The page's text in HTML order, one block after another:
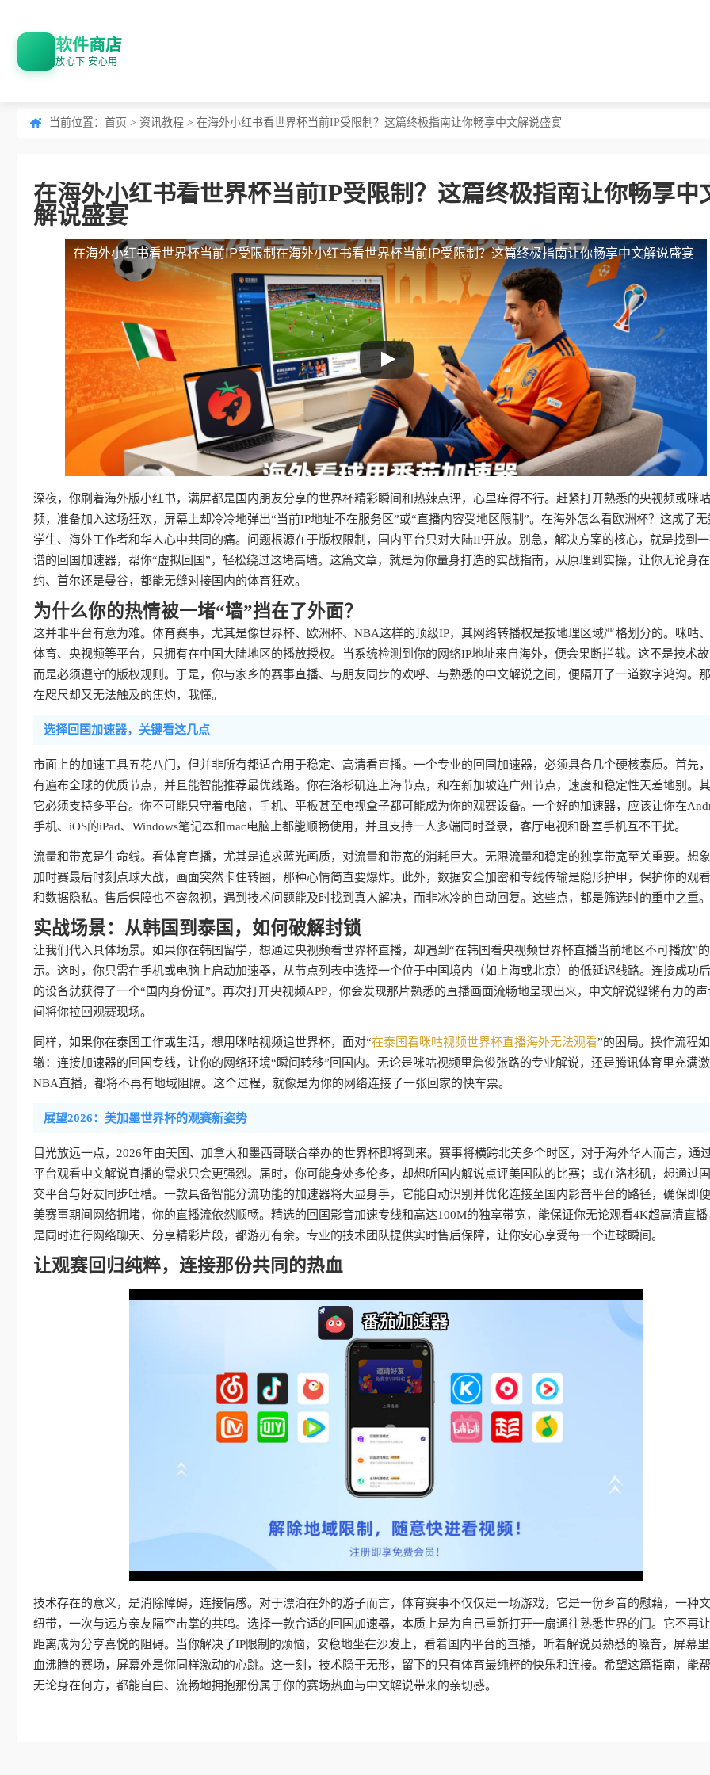
软件商店
放心下 安心用
当前位置： 首页 > 资讯教程 > 在海外小红书看世界杯当前IP受限制？这篇终极指南让你畅享中文解说盛宴
在海外小红书看世界杯当前IP受限制？这篇终极指南让你畅享中
解说盛宴
在海外小红书看世界杯当前IP受限制在海外小红书看世界杯当前IP受限制？这篇终极指南让你畅享中文解说盛宴
深夜，你刷着海外版小红书，满屏都是国内朋友分享的世界杯精彩瞬间和热辣点评，心里痒得不行。赶紧打开熟悉的央视频或咪
频，准备加入这场狂欢，屏幕上却冷冷地弹出“当前IP地址不在服务区”或“直播内容受地区限制”。在海外怎么看欧洲杯？这成了无
学生、海外工作者和华人心中共同的痛。问题根源在于版权限制，国内平台只对大陆IP开放。别急，解决方案的核心，就是找到
谱的回国加速器，帮你“虚拟回国”，轻松绕过这堵高墙。这篇文章，就是为你量身打造的实战指南，从原理到实操，让你无论身
约、首尔还是曼谷，都能无缝对接国内的体育狂欢。
为什么你的热情被一堵“墙”挡在了外面？
这并非平台有意为难。体育赛事，尤其是像世界杯、欧洲杯、NBA这样的顶级IP，其网络转播权是按地理区域严格划分的。咪咕
体育、央视频等平台，只拥有在中国大陆地区的播放授权。当系统检测到你的网络IP地址来自海外，便会果断拦截。这不是技术故
而是必须遵守的版权规则。于是，你与家乡的赛事直播、与朋友同步的欢呼、与熟悉的中文解说之间，便隔开了一道数字鸿沟。
在咫尺却又无法触及的焦灼，我懂。
选择回国加速器，关键看这几点
市面上的加速工具五花八门，但并非所有都适合用于稳定、高清看直播。一个专业的回国加速器，必须具备几个硬核素质。首先
有遍布全球的优质节点，并且能智能推荐最优线路。你在洛杉矶连上海节点，和在新加坡连广州节点，速度和稳定性天差地别。其
它必须支持多平台。你不可能只守着电脑，手机、平板甚至电视盒子都可能成为你的观赛设备。一个好的加速器，应该让你在
手机、iOS的iPad、Windows笔记本和mac电脑上都能顺畅使用，并且支持一人多端同时登录，客厅电视和卧室手机互不干扰。
流量和带宽是生命线。看体育直播，尤其是追求蓝光画质，对流量和带宽的消耗巨大。无限流量和稳定的独享带宽至关重要。想
加时赛最后时刻点球大战，画面突然卡住转圈，那种心情简直要爆炸。此外，数据安全加密和专线传输是隐形护甲，保护你的观
和数据隐私。售后保障也不容忽视，遇到技术问题能及时找到真人解决，而非冰冷的自动回复。这些点，都是筛选时的重中之重。
实战场景：从韩国到泰国，如何破解封锁
让我们代入具体场景。如果你在韩国留学，想通过央视频看世界杯直播，却遇到“在韩国看央视频世界杯直播当前地区不可播放”
示。这时，你只需在手机或电脑上启动加速器，从节点列表中选择一个位于中国境内（如上海或北京）的低延迟线路。连接成功
的设备就获得了一个“国内身份证”。再次打开央视频APP，你会发现那片熟悉的直播画面流畅地呈现出来，中文解说铿锵有力的
间将你拉回观赛现场。
同样，如果你在泰国工作或生活，想用咪咕视频追世界杯，面对“在泰国看咪咕视频世界杯直播海外无法观看”的困局。操作流程
辙：连接加速器的回国专线，让你的网络环境“瞬间转移”回国内。无论是咪咕视频里詹俊张路的专业解说，还是腾讯体育里充满
NBA直播，都将不再有地域阻隔。这个过程，就像是为你的网络连接了一张回家的快车票。
展望2026：美加墨世界杯的观赛新姿势
目光放远一点，2026年由美国、加拿大和墨西哥联合举办的世界杯即将到来。赛事将横跨北美多个时区，对于海外华人而言，通
平台观看中文解说直播的需求只会更强烈。届时，你可能身处多伦多，却想听国内解说点评美国队的比赛；或在洛杉矶，想通过
交平台与好友同步吐槽。一款具备智能分流功能的加速器将大显身手，它能自动识别并优化连接至国内影音平台的路径，确保即
美赛事期间网络拥堵，你的直播流依然顺畅。精选的回国影音加速专线和高达100M的独享带宽，能保证你无论观看4K超高清直播
是同时进行网络聊天、分享精彩片段，都游刃有余。专业的技术团队提供实时售后保障，让你安心享受每一个进球瞬间。
让观赛回归纯粹，连接那份共同的热血
技术存在的意义，是消除障碍，连接情感。对于漂泊在外的游子而言，体育赛事不仅仅是一场游戏，它是一份乡音的慰藉，一种
纽带，一次与远方亲友隔空击掌的共鸣。选择一款合适的回国加速器，本质上是为自己重新打开一扇通往熟悉世界的门。它不再
距离成为分享喜悦的阻碍。当你解决了IP限制的烦恼，安稳地坐在沙发上，看着国内平台的直播，听着解说员熟悉的嗓音，屏幕
血沸腾的赛场，屏幕外是你同样激动的心跳。这一刻，技术隐于无形，留下的只有体育最纯粹的快乐和连接。希望这篇指南，能
无论身在何方，都能自由、流畅地拥抱那份属于你的赛场热血与中文解说带来的亲切感。